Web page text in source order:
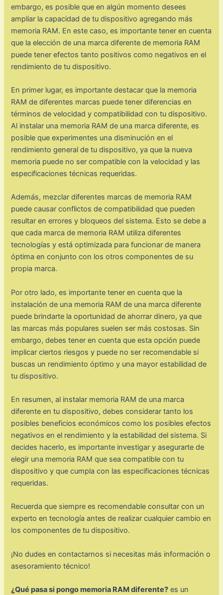
embargo, es posible que en algún momento desees
ampliar la capacidad de tu dispositivo agregando más
memoria RAM. En este caso, es importante tener en cuenta
que la elección de una marca diferente de memoria RAM
puede tener efectos tanto positivos como negativos en el
rendimiento de tu dispositivo.
En primer lugar, es importante destacar que la memoria
RAM de diferentes marcas puede tener diferencias en
términos de velocidad y compatibilidad con tu dispositivo.
Al instalar una memoria RAM de una marca diferente, es
posible que experimentes una disminución en el
rendimiento general de tu dispositivo, ya que la nueva
memoria puede no ser compatible con la velocidad y las
especificaciones técnicas requeridas.
Además, mezclar diferentes marcas de memoria RAM
puede causar conflictos de compatibilidad que pueden
resultar en errores y bloqueos del sistema. Esto se debe a
que cada marca de memoria RAM utiliza diferentes
tecnologías y está optimizada para funcionar de manera
óptima en conjunto con los otros componentes de su
propia marca.
Por otro lado, es importante tener en cuenta que la
instalación de una memoria RAM de una marca diferente
puede brindarte la oportunidad de ahorrar dinero, ya que
las marcas más populares suelen ser más costosas. Sin
embargo, debes tener en cuenta que esta opción puede
implicar ciertos riesgos y puede no ser recomendable si
buscas un rendimiento óptimo y una mayor estabilidad de
tu dispositivo.
En resumen, al instalar memoria RAM de una marca
diferente en tu dispositivo, debes considerar tanto los
posibles beneficios económicos como los posibles efectos
negativos en el rendimiento y la estabilidad del sistema. Si
decides hacerlo, es importante investigar y asegurarte de
elegir una memoria RAM que sea compatible con tu
dispositivo y que cumpla con las especificaciones técnicas
requeridas.
Recuerda que siempre es recomendable consultar con un
experto en tecnología antes de realizar cualquier cambio en
los componentes de tu dispositivo.
¡No dudes en contactarnos si necesitas más información o
asesoramiento técnico!
¿Qué pasa si pongo memoria RAM diferente? es un